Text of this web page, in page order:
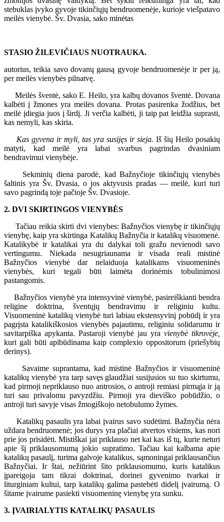
stebuklas įvyko gyvoje tikinčiųjų bendruomenėje, kurioje viešpatavo
meilės vienybė. Šv. Dvasia, sako minėtas
STASIO ŽILEVIČIAUS NUOTRAUKA.
autorius, teikia savo dovanų gausą gyvoje bendruomenėje ir per ją,
per meilės vienybės pilnatvę.
Meilės šventė, sako E. Heilo, yra kalbų dovanos šventė. Dovana
kalbėti į žmones yra meilės dovana. Protas pasirenka žodžius, bet
meilė įdiegia juos į širdį. Ji verčia kalbėti, ji taip pat leidžia suprasti,
kas nemyli, kas skiria.
Kas gyvena ir myli, tas yra susijęs ir sieja. Iš šių Heilo posakių
matyti, kad meilė yra labai svarbus pagrindas dvasiniam
bendravimui vienybėje.
Sekminių diena parodė, kad Bažnyčioje tikinčiųjų vienybės
šaltinis yra Šv. Dvasia, o jos aktyvusis pradas — meilė, kuri turi
savo pagrindą toje pačioje Šv. Dvasioje.
2. DVI SKIRTINGOS VIENYBĖS
Tačiau reikia skirti dvi vienybes: Bažnyčios vienybę ir tikinčiųjų
vienybę, kaip yra skirtinga Katalikų Bažnyčia ir katalikų visuomenė.
Katalikybė ir katalikai yra du dalykai toli gražu nevienodi savo
vertingumu. Niekada nesugriaunama ir visada reali mistinė
Bažnyčios vienybė dar nelaiduoja katalikams visuomeninės
vienybės, kuri tegali būti laimėta dorinėmis tobulinimosi
pastangomis.
Bažnyčios vienybė yra intensyvinė vienybė, pasireiškianti bendra
religine doktrina, šventųjų bendravimu ir religiniu kultu.
Visuomeninė katalikų vienybė turi labiau ekstensyvinį pobūdį ir yra
pagrįsta katalikiškosios vienybės pajautimu, religiniu solidarumu ir
savitarpiška apykanta. Pastaroji vienybė jau yra vienybė tikrovėje,
kuri gali būti apibūdinama kaip complexio oppositorum (priešybių
derinys).
Savaime suprantama, kad mistinė Bažnyčios ir visuomeninė
katalikų vienybė yra tarp savęs glaudžiai susijusios su tuo skirtumu,
kad pirmoji nepriklauso nuo antrosios, o antroji remiasi pirmąja ir ją
turi sau privalomu pavyzdžiu. Pirmoji yra dieviško pobūdžio, o
antroji turi savyje visas žmogiškojo netobulumo žymes.
Katalikų pasaulis yra labai įvairus savo sudėtimi. Bažnyčia nėra
uždara bendruomenė; jos durys yra plačiai atvertos visiems, kas nori
prie jos prisidėti. Mistiškai jai priklauso net kai kas iš tų, kurie neturi
apie šį priklausomumą jokio supratimo. Tačiau kai kalbama apie
katalikų pasaulį, turima galvoje katalikus, sąmoningai priklausančius
Bažnyčiai. Ir štai, nežiūrint šito priklausomumo, kuris katalikus
įpareigoja tam tikrai doktrinai, dorinei gyvenimo tvarkai ir
liturginiam kultui, tarp katalikų galima pastebėti didelį įvairumą. O
šitame įvairume pasiekti visuomeninę vienybę yra sunku.
3. ĮVAIRIALYTIS KATALIKŲ PASAULIS